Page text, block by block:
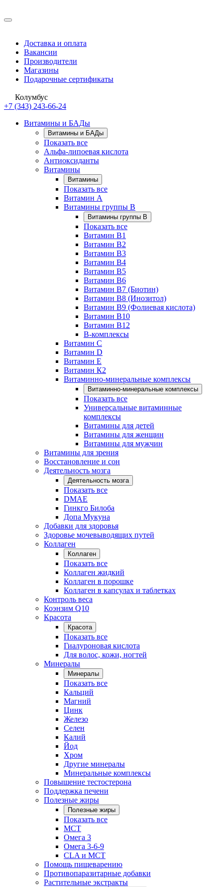
Доставка и оплата
Вакансии
Производители
Магазины
Подарочные сертификаты
Колумбус
+7 (343) 243-66-24
Витамины и БАДы
Витамины и БАДы
Показать все
Альфа-липоевая кислота
Антиоксиданты
Витамины
Витамины
Показать все
Витамин A
Витамины группы B
Витамины группы B
Показать все
Витамин B1
Витамин B2
Витамин B3
Витамин B4
Витамин B5
Витамин B6
Витамин B7 (Биотин)
Витамин B8 (Инозитол)
Витамин B9 (Фолиевая кислота)
Витамин B10
Витамин B12
B-комплексы
Витамин C
Витамин D
Витамин E
Витамин К2
Витаминно-минеральные комплексы
Витаминно-минеральные комплексы
Показать все
Универсальные витаминные
комплексы
Витамины для детей
Витамины для женщин
Витамины для мужчин
Витамины для зрения
Восстановление и сон
Деятельность мозга
Деятельность мозга
Показать все
DMAE
Гинкго Билоба
Допа Мукуна
Добавки для здоровья
Здоровье мочевыводящих путей
Коллаген
Коллаген
Показать все
Коллаген жидкий
Коллаген в порошке
Коллаген в капсулах и таблетках
Контроль веса
Коэнзим Q10
Красота
Красота
Показать все
Гиалуроновая кислота
Для волос, кожи, ногтей
Минералы
Минералы
Показать все
Кальций
Магний
Цинк
Железо
Селен
Калий
Йод
Хром
Другие минералы
Минеральные комплексы
Повышение тестостерона
Поддержка печени
Полезные жиры
Полезные жиры
Показать все
MCT
Омега 3
Омега 3-6-9
CLA и MCT
Помощь пищеварению
Противопаразитарные добавки
Растительные экстракты